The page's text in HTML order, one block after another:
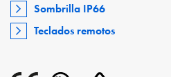
Sombrilla IP66
Teclados remotos